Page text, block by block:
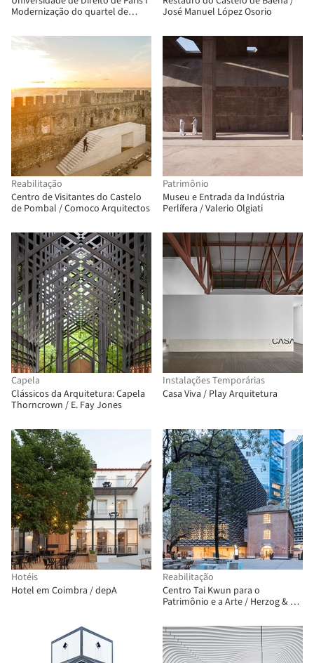
Modernização do quartel de
Architectes
José Manuel López Osorio
Reabilitação
Centro de Visitantes do Castelo
de Pombal / Comoco Arquitectos
Patrimônio
Museu e Entrada da Indústria
Perlífera / Valerio Olgiati
Capela
Clássicos da Arquitetura: Capela
Thorncrown / E. Fay Jones
Instalações Temporárias
Casa Viva / Play Arquitetura
Hotéis
Hotel em Coimbra / depA
Reabilitação
Centro Tai Kwun para o
Patrimônio e a Arte / Herzog & de